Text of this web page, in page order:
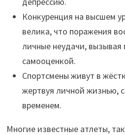
Конкуренция на высшем
велика, что поражения
личные неудачи, вызывая
самооценкой.
Спортсмены живут в
жертвуя личной жизнью,
временем.
Многие известные атлеты,